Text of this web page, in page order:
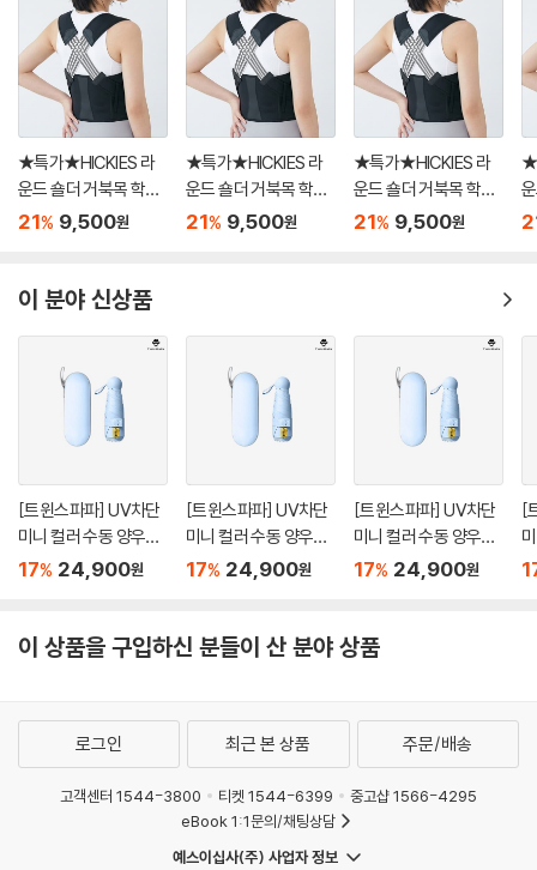
★특가★HICKIES 라
운드 숄더 거북목 학생
직장인 바른자세 어깨
21% 9,500원
★특가★HICKIES 라
운드 숄더 거북목 학생
직장인 바른자세 어깨
21% 9,500원
★특가★HICKIES 라
운드 숄더 거북목 학생
직장인 바른자세 어깨
21% 9,500원
★
이 분야 신상품
[트윈스파파] UV차단
미니 컬러 수동 양우산
케이스 세트(P0000T
17% 24,900원
[트윈스파파] UV차단
미니 컬러 수동 양우산
케이스 세트(P0000T
17% 24,900원
[트윈스파파] UV차단
미니 컬러 수동 양우산
케이스 세트(P0000T
17% 24,900원
[
이 상품을 구입하신 분들이 산 분야 상품
로그인 최근 본 상품 주문/배송
고객센터 1544-3800 티켓 1544-6399
중고샵 1566-4295
eBook 1:1문의/채팅상담
예스이십사(주) 사업자 정보